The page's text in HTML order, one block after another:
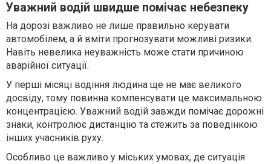
Уважний водій швидше помічає небезпеку
На дорозі важливо не лише правильно керувати
автомобілем, а й вміти прогнозувати можливі ризики.
Навіть невелика неуважність може стати причиною
аварійної ситуації.
У перші місяці водіння людина ще не має великого
досвіду, тому повинна компенсувати це максимальною
концентрацією. Уважний водій завжди помічає дорожні
знаки, контролює дистанцію та стежить за поведінкою
інших учасників руху.
Особливо це важливо у міських умовах, де ситуація